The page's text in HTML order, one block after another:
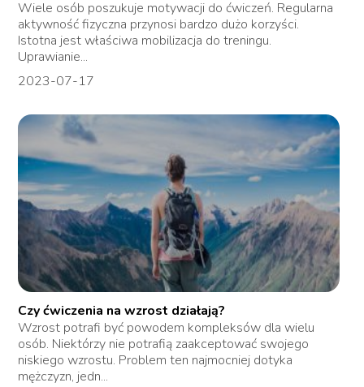
Wiele osób poszukuje motywacji do ćwiczeń. Regularna
aktywność fizyczna przynosi bardzo dużo korzyści.
Istotna jest właściwa mobilizacja do treningu.
Uprawianie...
2023-07-17
Czy ćwiczenia na wzrost działają?
Wzrost potrafi być powodem kompleksów dla wielu
osób. Niektórzy nie potrafią zaakceptować swojego
niskiego wzrostu. Problem ten najmocniej dotyka
mężczyzn, jedn...